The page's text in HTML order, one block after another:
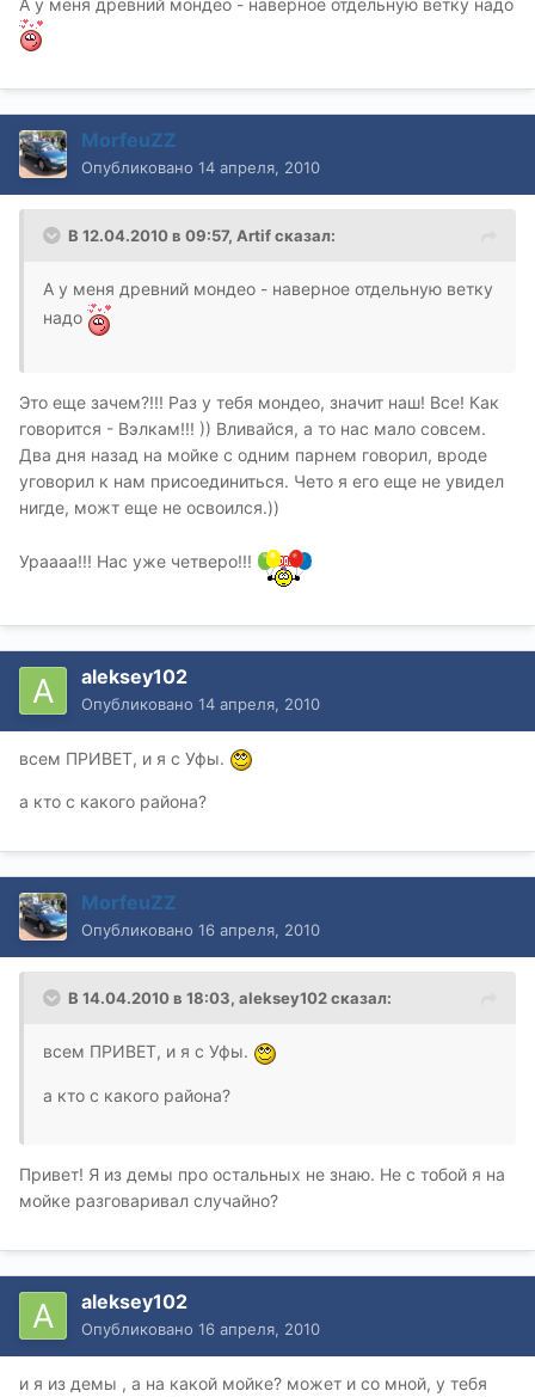
А у меня древний мондео - наверное отдельную ветку надо
MorfeuZZ
Опубликовано 14 апреля, 2010
В 12.04.2010 в 09:57, Artif сказал:
А у меня древний мондео - наверное отдельную ветку
надо
Это еще зачем?!!! Раз у тебя мондео, значит наш! Все! Как
говорится - Вэлкам!!! )) Вливайся, а то нас мало совсем.
Два дня назад на мойке с одним парнем говорил, вроде
уговорил к нам присоединиться. Чето я его еще не увидел
нигде, можт еще не освоился.))
Ураааа!!! Нас уже четверо!!!
aleksey102
Опубликовано 14 апреля, 2010
всем ПРИВЕТ, и я с Уфы.
а кто с какого района?
MorfeuZZ
Опубликовано 16 апреля, 2010
В 14.04.2010 в 18:03, aleksey102 сказал:
всем ПРИВЕТ, и я с Уфы.
а кто с какого района?
Привет! Я из демы про остальных не знаю. Не с тобой я на
мойке разговаривал случайно?
aleksey102
Опубликовано 16 апреля, 2010
и я из демы , а на какой мойке? может и со мной, у тебя